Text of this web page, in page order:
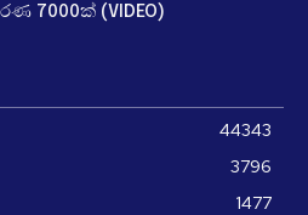
7000ක් (VIDEO)
44343
3796
1477